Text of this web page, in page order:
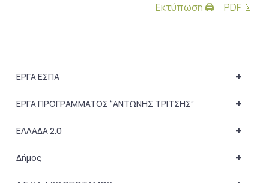
Εκτύπωση 🖨 PDF 📄
+
ΕΡΓΑ ΕΣΠΑ
+
ΕΡΓΑ ΠΡΟΓΡΑΜΜΑΤΟΣ “ΑΝΤΩΝΗΣ ΤΡΙΤΣΗΣ”
+
ΕΛΛΑΔΑ 2.0
+
Δήμος